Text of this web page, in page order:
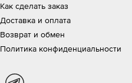
Как сделать заказ
Доставка и оплата
Возврат и обмен
Политика конфиденциальности